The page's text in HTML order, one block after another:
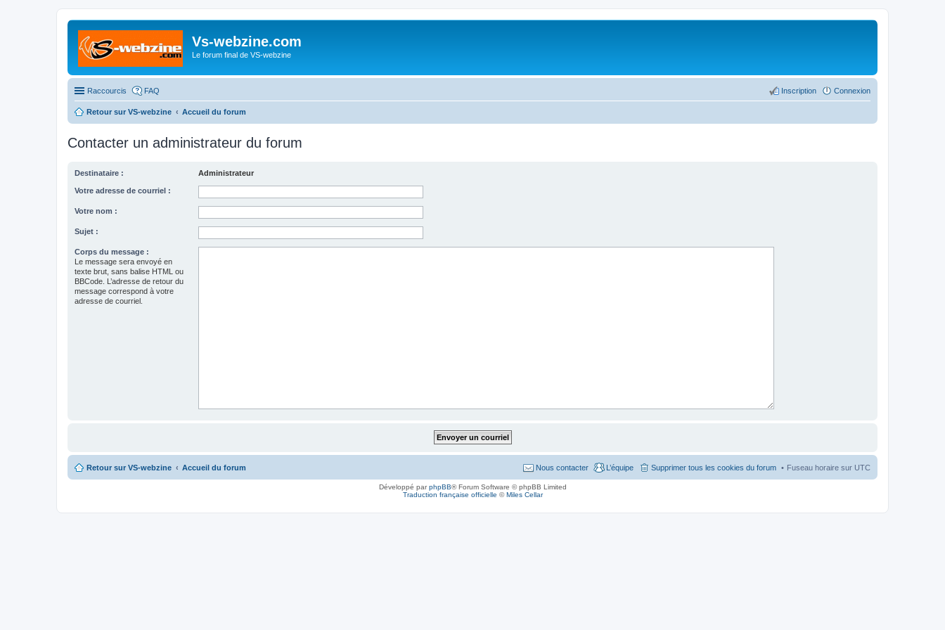
Vs-webzine.com
Le forum final de VS-webzine
Raccourcis FAQ Connexion
Inscription
Retour sur VS-webzine Accueil du forum
Contacter un administrateur du forum
Destinataire : Administrateur
Votre adresse de courriel :
Votre nom :
Sujet :
Corps du message :
Le message sera envoyé en
texte brut, sans balise HTML ou
BBCode. L’adresse de retour du
message correspond à votre
adresse de courriel.
Retour sur VS-webzine Accueil du forum Fuseau horaire sur UTC
Supprimer tous les cookies du forum
L’équipe
Nous contacter
Développé parphpBB® Forum Software © phpBB Limited
Traduction française officielle ©Miles Cellar